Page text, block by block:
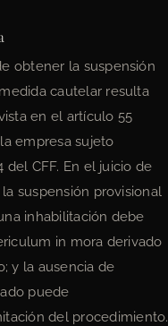
obtener la suspensión
cautelar resulta
en el artículo 55
empresa sujeto
CFF. En el juicio de
suspensión provisional
inhabilitación debe
in mora derivado
y la ausencia de
puede
del procedimiento.